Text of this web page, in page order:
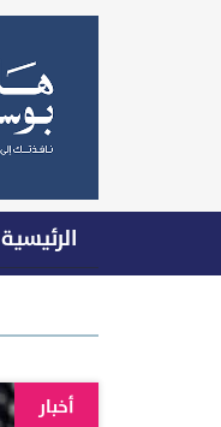
الرئيسية
أخبار